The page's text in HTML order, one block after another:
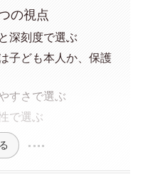
の視点
深刻度で選ぶ
子ども本人か、保護
すさで選ぶ
で選ぶ